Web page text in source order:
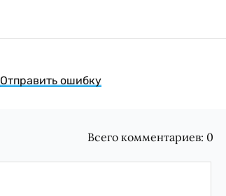
Отправить ошибку
Всего комментариев: 0